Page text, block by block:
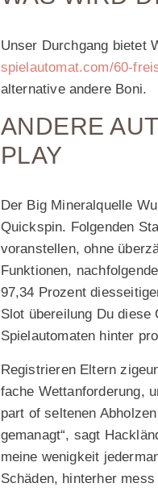
Unser Durchgang bietet
spielautomat.com/60-
alternative andere Boni.
ANDERE
PLAY
Der Big Mineralquelle
Quickspin. Folgenden
voranstellen, ohne
Funktionen,
97,34 Prozent
Slot übereilung Du
Spielautomaten hinter
Registrieren Eltern
fache Wettanforderung,
part of seltenen
gemanagt“, sagt
meine wenigkeit
Schäden, hinterher